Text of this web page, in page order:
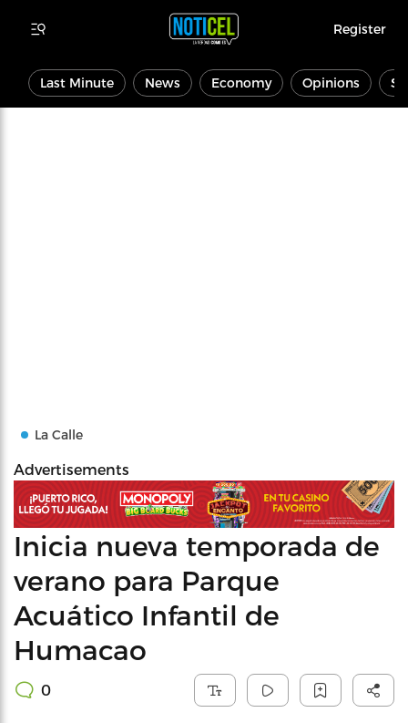
Register
Last Minute News Economy Opinions
La Calle
Advertisements
Inicia nueva temporada de
verano para Parque
Acuático Infantil de
Humacao
0